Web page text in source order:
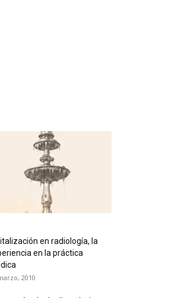
en radiología, la
en la práctica
2010